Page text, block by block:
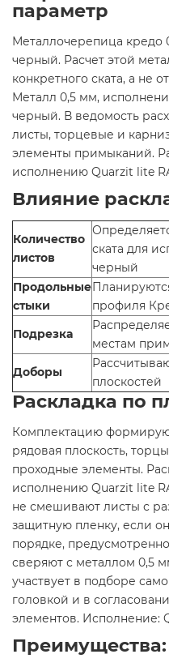
параметр
Металлочерепица кредо
черный. Расчет этой
конкретного ската, а не
Металл 0,5 мм,
черный. В ведомость
листы, торцевые и
элементы примыканий.
исполнению Quarzit lite
Влияние
Количество
листов
ската для
черный
Продольные
стыки
профиля
Подрезка
местам
Доборы
плоскостей
Раскладка по
Комплектацию
рядовая плоскость,
проходные элементы.
исполнению Quarzit lite
не смешивают листы с
защитную пленку, если
порядке,
сверяют с металлом 0,5
участвует в подборе
головкой и в
элементов. Исполнение:
Преимущества: